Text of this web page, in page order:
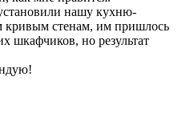
нашу кухню-
кривым стенам, им пришлось
шкафчиков, но результат